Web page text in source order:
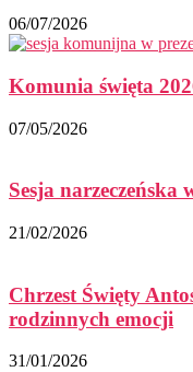
06/07/2026
Komunia święta
07/05/2026
Sesja
21/02/2026
Chrzest Święty
rodzinnych emocji
31/01/2026